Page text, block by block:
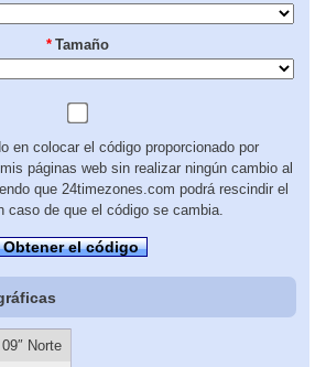
* Tamaño
en colocar el código proporcionado por
páginas web sin realizar ningún cambio al
que 24timezones.com podrá rescindir el
caso de que el código se cambia.
Obtener el código
09″ Norte